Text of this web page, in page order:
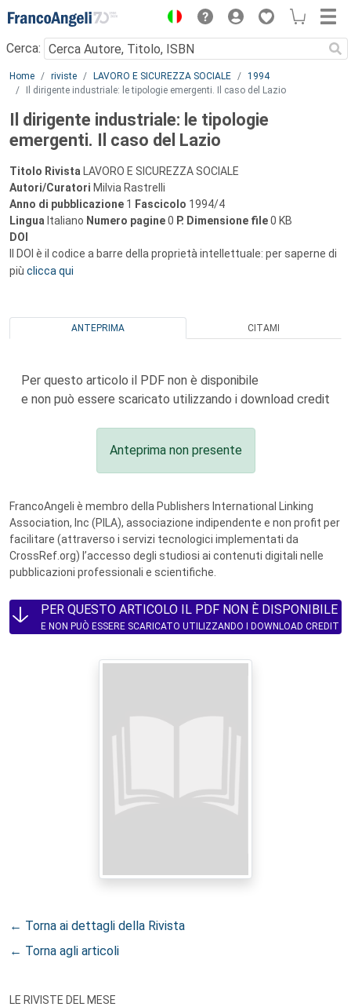
Menu
Cerca:
Main content
Home riviste LAVORO E SICUREZZA SOCIALE
1994
Il dirigente industriale: le tipologie emergenti. Il caso del Lazio
Il dirigente industriale: le tipologie
emergenti. Il caso del Lazio
Titolo Rivista LAVORO E SICUREZZA SOCIALE
Autori/Curatori Milvia Rastrelli
Anno di pubblicazione 1 Fascicolo 1994/4
Lingua Italiano Numero pagine0 P. Dimensione file0 KB
DOI
Il DOI è il codice a barre della proprietà intellettuale: per saperne di
più clicca qui
ANTEPRIMA CITAMI
Per questo articolo il PDF non è disponibile
e non può essere scaricato utilizzando i download credit
Anteprima non presente
FrancoAngeli è membro della Publishers International Linking
Association, Inc (PILA), associazione indipendente e non profit per
facilitare (attraverso i servizi tecnologici implementati da
CrossRef.org) l’accesso degli studiosi ai contenuti digitali nelle
pubblicazioni professionali e scientifiche.
PER QUESTO ARTICOLO IL PDF NON È DISPONIBILE
E NON PUÒ ESSERE SCARICATO UTILIZZANDO I DOWNLOAD CREDIT
← Torna ai dettagli della Rivista
← Torna agli articoli
LE RIVISTE DEL MESE